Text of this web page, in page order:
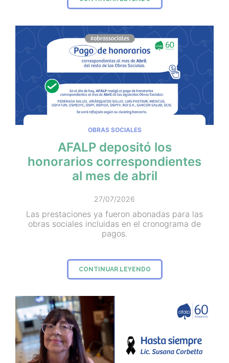
OBRAS SOCIALES
AFALP depositó los
honorarios correspondientes
al mes de abril
27/07/2026
Las prestaciones ya fueron abonadas para las
obras sociales incluidas en el cronograma de
pagos.
CONTINUAR LEYENDO